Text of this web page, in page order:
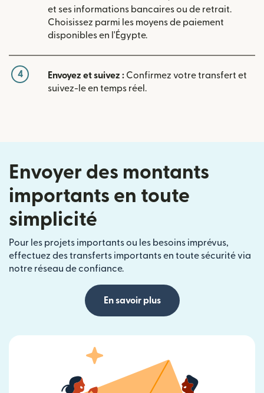
et ses informations bancaires ou de retrait.
Choisissez parmi les moyens de paiement
disponibles en l'Égypte.
4 Envoyez et suivez : Confirmez votre transfert et
suivez-le en temps réel.
Envoyer des montants
importants en toute
simplicité
Pour les projets importants ou les besoins imprévus,
effectuez des transferts importants en toute sécurité via
notre réseau de confiance.
En savoir plus